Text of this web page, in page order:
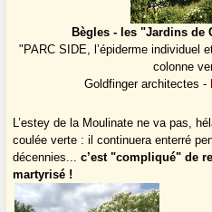
Bègles - les "Jardins de
"PARC SIDE, l’épiderme individuel
colonne
Goldfinger architectes -
L’estey de la Moulinate ne va pas,
coulée verte : il continuera enterré
décennies...c’est "compliqué" de
martyrisé !